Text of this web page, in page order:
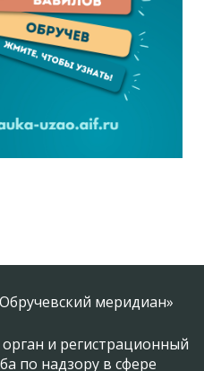
меридиан»
и регистрационный
по надзору в сфере